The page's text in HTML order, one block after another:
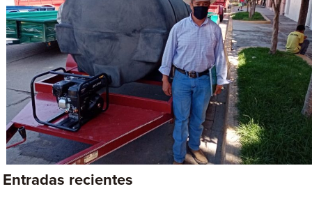
Entradas recientes